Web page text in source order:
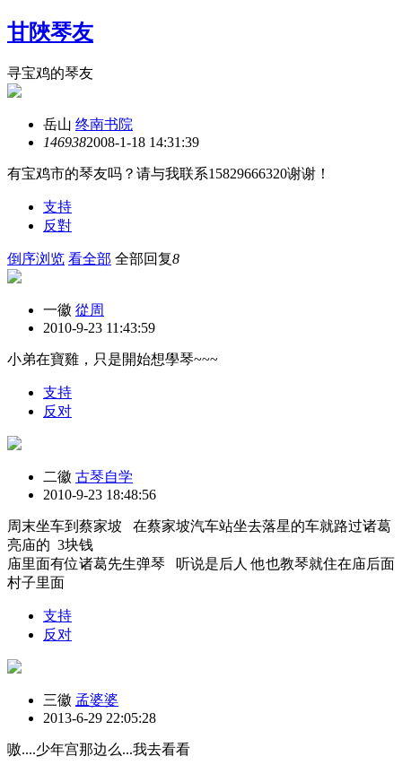
甘陜琴友
寻宝鸡的琴友
岳山 终南书院
1469382008-1-18 14:31:39
有宝鸡市的琴友吗？请与我联系15829666320谢谢！
支持
反對
倒序浏览 看全部 全部回复8
一徽 從周
2010-9-23 11:43:59
小弟在寶雞，只是開始想學琴~~~
支持
反对
二徽 古琴自学
2010-9-23 18:48:56
周末坐车到蔡家坡 在蔡家坡汽车站坐去落星的车就路过诸葛
亮庙的 3块钱
庙里面有位诸葛先生弹琴 听说是后人 他也教琴就住在庙后面
村子里面
支持
反对
三徽 孟婆婆
2013-6-29 22:05:28
嗷....少年宫那边么...我去看看